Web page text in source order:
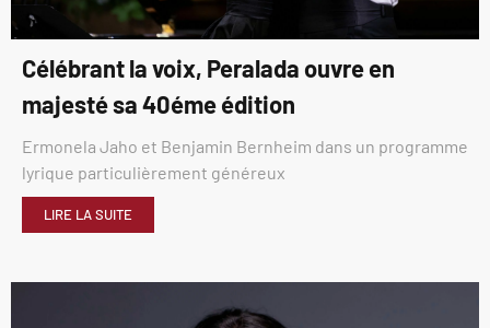
Célébrant la voix, Peralada ouvre en
majesté sa 40éme édition
Ermonela Jaho et Benjamin Bernheim dans un programme
lyrique particulièrement généreux
LIRE LA SUITE